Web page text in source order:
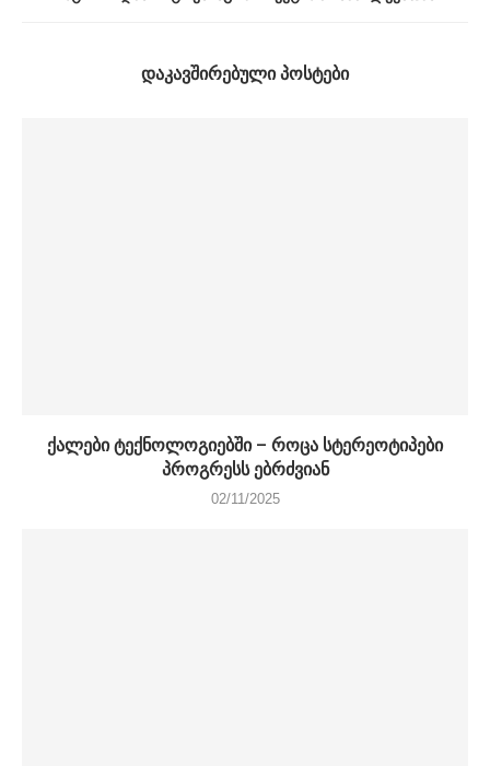
ᲓᲐᲙᲐᲕᲨᲘᲠᲔᲑᲣᲚᲘ ᲞᲝᲡᲢᲔᲑᲘ
ქალები ტექნოლოგიებში – როცა სტერეოტიპები
პროგრესს ებრძვიან
02/11/2025